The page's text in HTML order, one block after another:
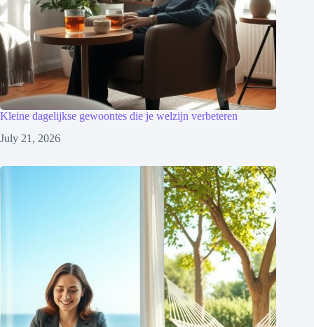
Kleine dagelijkse gewoontes die je welzijn verbeteren
July 21, 2026